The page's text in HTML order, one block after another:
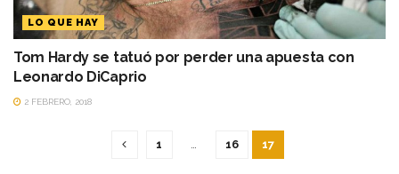
LO QUE HAY
Tom Hardy se tatuó por perder una apuesta con
Leonardo DiCaprio
2 FEBRERO, 2018
1 … 16 17